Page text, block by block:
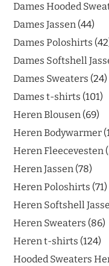
Dames Hooded
Dames Jassen 44
Dames Poloshirts 42
Dames Softshell
Dames Sweaters 24
Dames t-shirts 101
Heren Blousen 69
Heren Bodywarmer
Heren Fleecevesten
Heren Jassen 78
Heren Poloshirts 71
Heren Softshell
Heren Sweaters 86
Heren t-shirts 124
Hooded Sweaters